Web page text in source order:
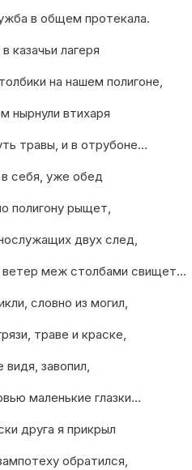
в общем протекала.
казачьи лагеря
на нашем полигоне,
нырнули втихаря
травы, и в отрубоне…
себя, уже обед
полигону рыщет,
двух след,
ветер меж столбами свищет…
словно из могил,
траве и краске,
завопил,
маленькие глазки…
друга я прикрыл
обратился,